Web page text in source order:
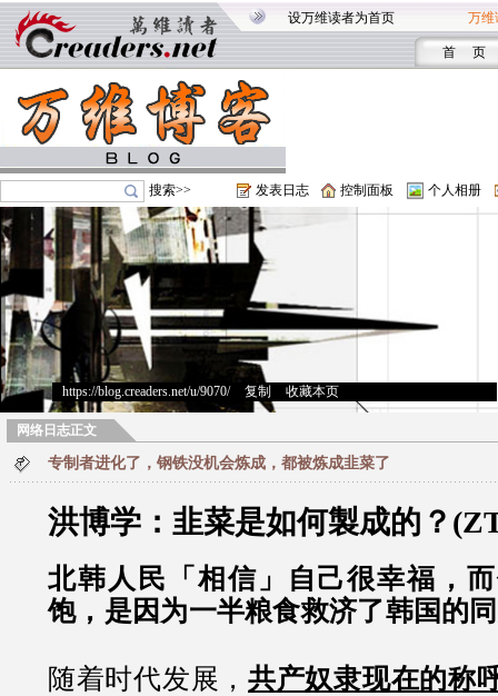
设万维读者为首页 万维
首 页
搜索>> 发表日志 控制面板 个人相册
https://blog.creaders.net/u/9070/> 复制 收藏本页
网络日志正文
专制者进化了，钢铁没机会炼成，都被炼成韭菜了
洪博学：韭菜是如何製成的？
北韩人民「相信」自己很幸福，
饱，是因为一半粮食救济了韩国的
随着时代发展， 共产奴隶现在的称